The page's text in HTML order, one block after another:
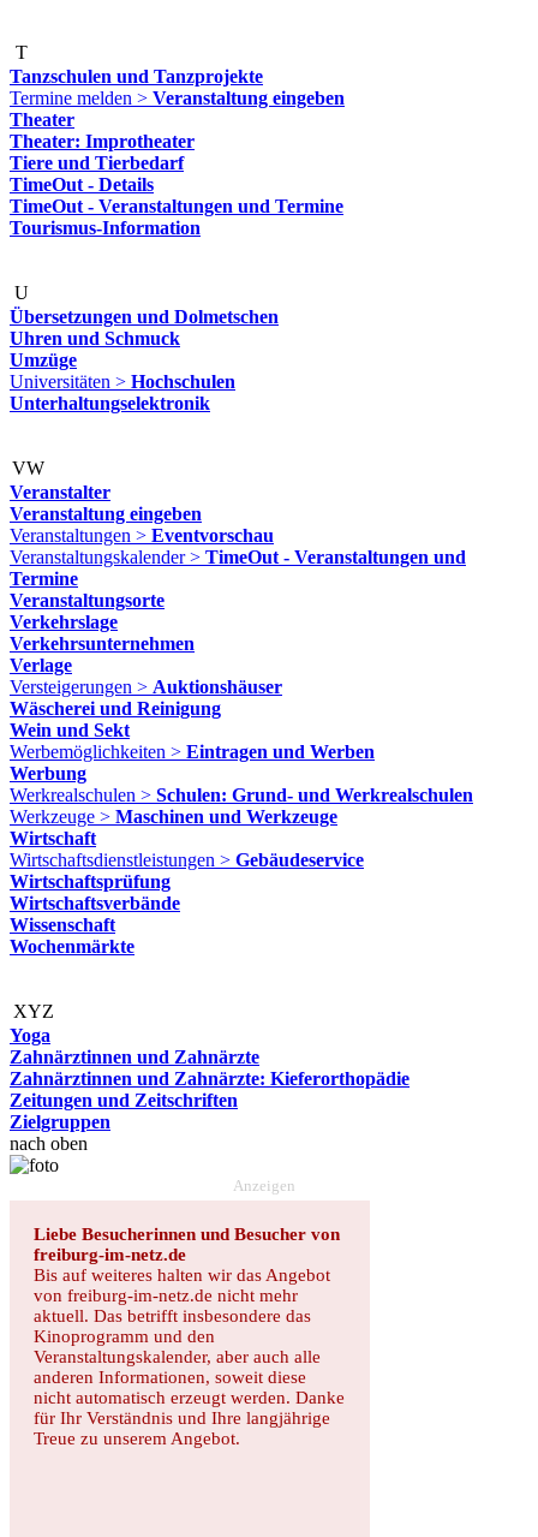
T
Tanzschulen und Tanzprojekte
Termine melden > Veranstaltung eingeben
Theater
Theater: Improtheater
Tiere und Tierbedarf
TimeOut - Details
TimeOut - Veranstaltungen und Termine
Tourismus-Information
U
Übersetzungen und Dolmetschen
Uhren und Schmuck
Umzüge
Universitäten > Hochschulen
Unterhaltungselektronik
VW
Veranstalter
Veranstaltung eingeben
Veranstaltungen > Eventvorschau
Veranstaltungskalender > TimeOut - Veranstaltungen und
Termine
Veranstaltungsorte
Verkehrslage
Verkehrsunternehmen
Verlage
Versteigerungen > Auktionshäuser
Wäscherei und Reinigung
Wein und Sekt
Werbemöglichkeiten > Eintragen und Werben
Werbung
Werkrealschulen > Schulen: Grund- und Werkrealschulen
Werkzeuge > Maschinen und Werkzeuge
Wirtschaft
Wirtschaftsdienstleistungen > Gebäudeservice
Wirtschaftsprüfung
Wirtschaftsverbände
Wissenschaft
Wochenmärkte
XYZ
Yoga
Zahnärztinnen und Zahnärzte
Zahnärztinnen und Zahnärzte: Kieferorthopädie
Zeitungen und Zeitschriften
Zielgruppen
nach oben
Anzeigen
Liebe Besucherinnen und Besucher von
freiburg-im-netz.de
Bis auf weiteres halten wir das Angebot
von freiburg-im-netz.de nicht mehr
aktuell. Das betrifft insbesondere das
Kinoprogramm und den
Veranstaltungskalender, aber auch alle
anderen Informationen, soweit diese
nicht automatisch erzeugt werden. Danke
für Ihr Verständnis und Ihre langjährige
Treue zu unserem Angebot.